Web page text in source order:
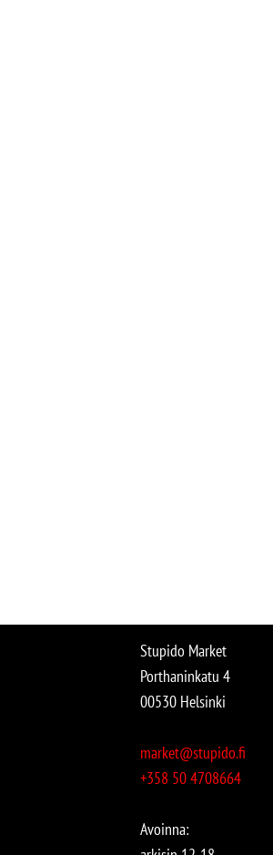
Stupido Market
Porthaninkatu 4
00530 Helsinki
market@stupido.fi
+358 50 4708664
Avoinna: